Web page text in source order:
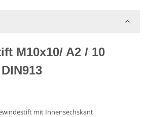
M10x10/ A2 / 10
mit Innensechskant